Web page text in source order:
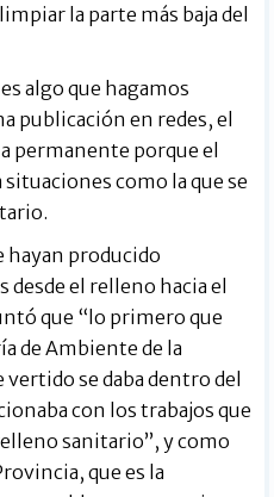
la parte más baja del
algo que hagamos
publicación en redes, el
permanente porque el
como la que se
hayan producido
desde el relleno hacia el
que “lo primero que
de Ambiente de la
se daba dentro del
con los trabajos que
sanitario”, y como
que es la